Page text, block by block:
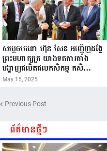
សម្តេចតេជោ ហ៊ុន សែន អញ្ជើញដង្ហែ
ព្រះមហាក្សត្រ យាងទតការតាំង
បង្ហាញផលិតផលកសិកម្ម កសិ
ឧស្សាហកម្ម និងសិប្បកម្ម ក្នុងព្រះរាជ
May 15, 2025
Previous Post
ព័ត៌មានថ្មីៗ